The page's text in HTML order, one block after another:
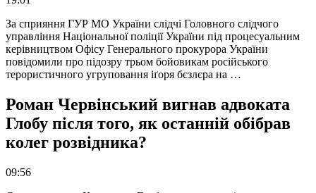
За сприяння ГУР МО України слідчі Головного слідчого
управління Національної поліції України під процесуальним
керівництвом Офісу Генерального прокурора України
повідомили про підозру трьом бойовикам російського
терористичного угруповання іґоря бєзлєра на …
Роман Червінський вигнав адвоката
Глобу після того, як останній обібрав
колег розвідника?
09:56